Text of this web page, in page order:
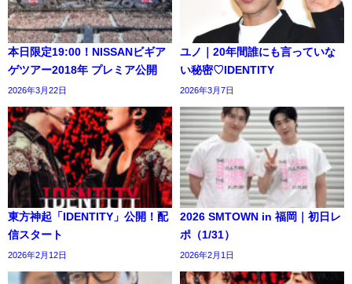
本日限定19:00！NISSANビギア
ゲツアー2018年 プレミア公開
2026年3月22日
ユノ｜20年間誰にも言っていな
い秘密♡IDENTITY
2026年3月7日
東方神起「IDENTITY」公開！配
信スタート
2026年2月12日
2026 SMTOWN in 福岡｜初日レ
ポ（1/31）
2026年2月1日